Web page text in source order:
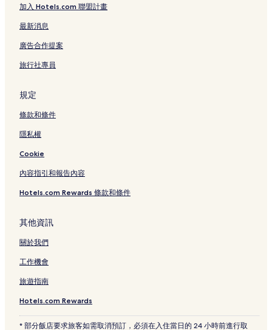
加入 Hotels.com 聯盟計畫
最新消息
廣告合作提案
旅行社專員
規定
條款和條件
隱私權
Cookie
內容指引和報告內容
Hotels.com Rewards 條款和條件
其他資訊
關於我們
工作機會
旅遊指南
Hotels.com Rewards
* 部分飯店要求旅客如需取消預訂，必須在入住當日的 24 小時前進行取